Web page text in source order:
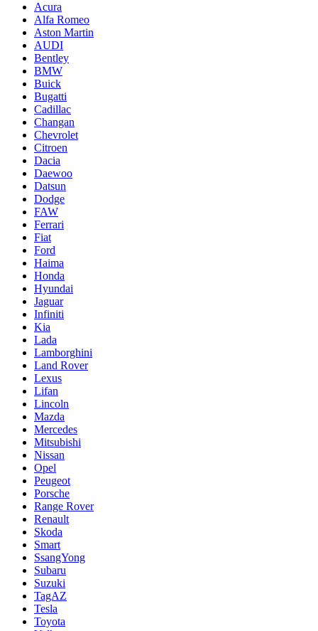
Acura
Alfa Romeo
Aston Martin
AUDI
Bentley
BMW
Buick
Bugatti
Cadillac
Changan
Chevrolet
Citroen
Dacia
Daewoo
Datsun
Dodge
FAW
Ferrari
Fiat
Ford
Haima
Honda
Hyundai
Jaguar
Infiniti
Kia
Lada
Lamborghini
Land Rover
Lexus
Lifan
Lincoln
Mazda
Mercedes
Mitsubishi
Nissan
Opel
Peugeot
Porsche
Range Rover
Renault
Skoda
Smart
SsangYong
Subaru
Suzuki
TagAZ
Tesla
Toyota